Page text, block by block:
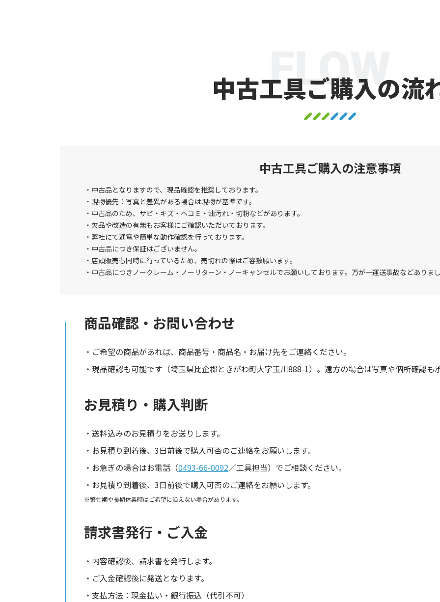
中古工具ご購入の流
FLOW
中古工具ご購入の注意事項
中古品となりますので、現品確認を推奨しております。
現物優先：写真と差異がある場合は現物が基準です。
中古品のため、サビ・キズ・ヘコミ・油汚れ・切粉などがあります。
欠品や改造の有無もお客様にご確認いただいております。
弊社にて通電や簡単な動作確認を行っております。
中古品につき保証はございません。
店頭販売も同時に行っているため、売切れの際はご容赦願います。
中古品につきノークレーム・ノーリターン・ノーキャンセルでお願いしております。万が一運送事故などありま
商品確認・お問い合わせ
ご希望の商品があれば、商品番号・商品名・お届け先をご連絡ください。
現品確認も可能です（埼玉県比企郡ときがわ町大字玉川888-1）。遠方の場合は写真や個所確認も
お見積り・購入判断
送料込みのお見積りをお送りします。
お見積り到着後、3日前後で購入可否のご連絡をお願いします。
お急ぎの場合はお電話（0493-66-0092／工具担当）でご相談ください。
お見積り到着後、3日前後で購入可否のご連絡をお願いします。
繁忙期や長期休業時はご希望に沿えない場合があります。
請求書発行・ご入金
内容確認後、請求書を発行します。
ご入金確認後に発送となります。
支払方法：現金払い・銀行振込（代引不可）